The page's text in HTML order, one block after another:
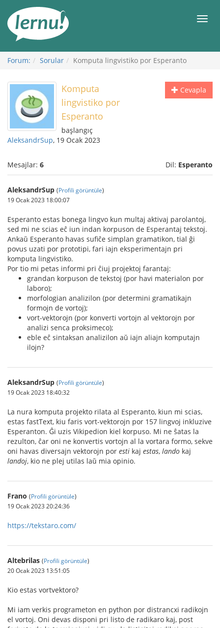
Görüntüleme
Forum: Sorular Komputa lingvistiko por Esperanto
Cevapla
Komputa
lingvistiko por
Esperanto
başlangıç
AleksandrSup, 19 Ocak 2023
Mesajlar: 6 Dil: Esperanto
AleksandrSup (Profili görüntüle)
19 Ocak 2023 18:00:07
Esperanto estas bonega lingvo kun multaj aktivaj parolantoj,
sed mi ne scias eĉ iun indan korpuson de Esperantaj tekstoj.
Ankaŭ Esperanto havas sufiĉe simplan gramatikon, tial ĝi
povus uzati por prototipi, fari iajn eksperimentajn pri
komputa lingvistiko.
Por tio mi petas informi pri ĉiuj projektoj farantaj:
grandan korpuson de tekstoj (por havi materialon por
laboro);
morfologian analizilon (por determini gramatikajn
formojn de vortoj);
vort-vektorojn (por konverti vortojn al vektorojn por
analizi senca proksimeco);
eble eĉ sintaksan analizilon aŭ iajn aliajn komputajn
ilojn?
AleksandrSup (Profili görüntüle)
19 Ocak 2023 18:40:32
La nura komputa projekto rilata al Esperanto, kiun mi scias,
estas fastText, kiu faris vort-vektorojn por 157 lingvoj inkluzive
Esperanton. Ĝi uzis Vikipedion kiel korpuso. Mi ne ŝatas la
rezulton, ĉar oni ne konvertis vortojn al la vortara formo, sekve
oni havas diversajn vektorojn por esti kaj estas, lando kaj
landoj, kio ne plej utilas laŭ mia opinio.
Frano (Profili görüntüle)
19 Ocak 2023 20:24:36
https://tekstaro.com/
Altebrilas (Profili görüntüle)
20 Ocak 2023 13:51:05
Kio estas vortvektoro?
Mi iam verkis programeton en python por distrancxi radikojn
el vortoj. Oni devas disponi pri listo de radikaro kaj, post